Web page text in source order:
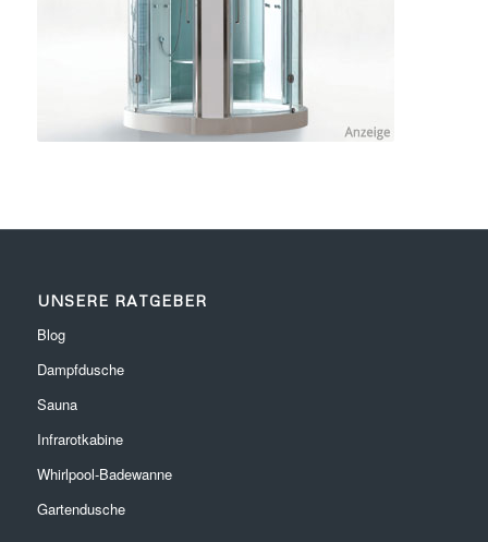
UNSERE RATGEBER
Blog
Dampfdusche
Sauna
Infrarotkabine
Whirlpool-Badewanne
Gartendusche